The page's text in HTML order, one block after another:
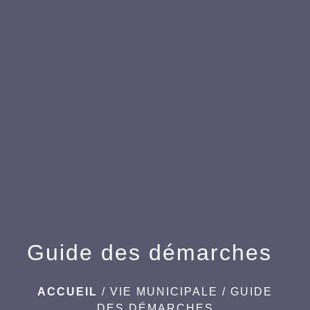
Guide des démarches
ACCUEIL / VIE MUNICIPALE / GUIDE